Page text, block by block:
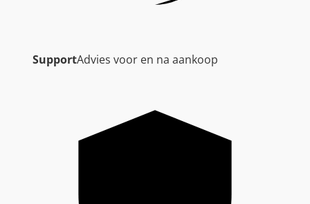
SupportAdvies voor en na aankoop